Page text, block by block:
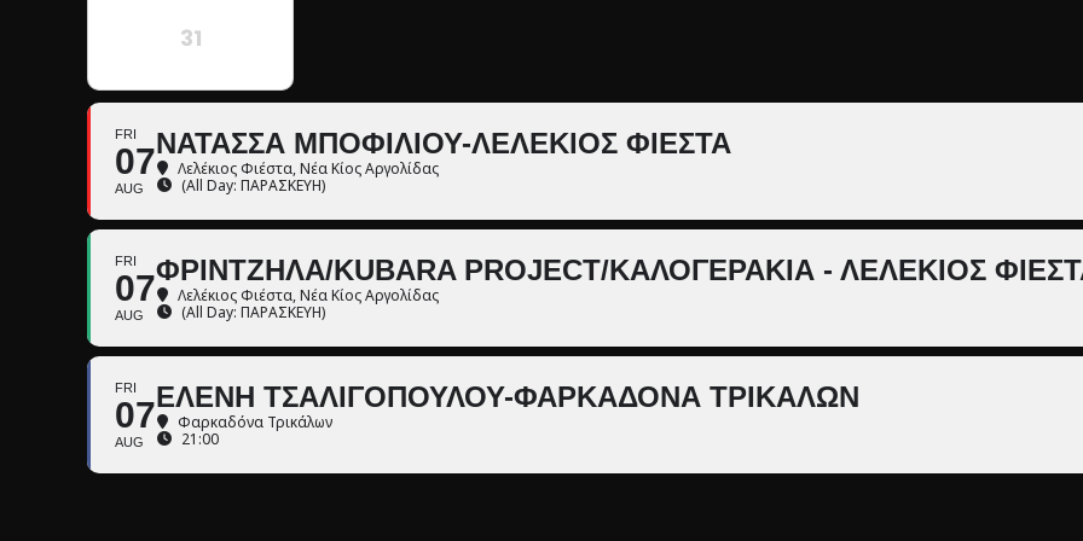
31
FRI
07
AUG
ΝΑΤΑΣΣΑ ΜΠΟΦΙΛΙΟΥ-ΛΕΛΕΚΙΟΣ ΦΙΕΣΤΑ
Λελέκιος Φιέστα, Νέα Κίος Αργολίδας
(All Day: ΠΑΡΑΣΚΕΥΗ)
FRI
07
AUG
ΦΡΙΝΤΖΗΛΑ/KUBARA PROJECT/ΚΑΛΟΓΕΡΑΚΙΑ - ΛΕΛΕΚΙΟΣ
Λελέκιος Φιέστα, Νέα Κίος Αργολίδας
(All Day: ΠΑΡΑΣΚΕΥΗ)
FRI
07
AUG
ΕΛΕΝΗ ΤΣΑΛΙΓΟΠΟΥΛΟΥ-ΦΑΡΚΑΔΟΝΑ ΤΡΙΚΑΛΩΝ
Φαρκαδόνα Τρικάλων
21:00